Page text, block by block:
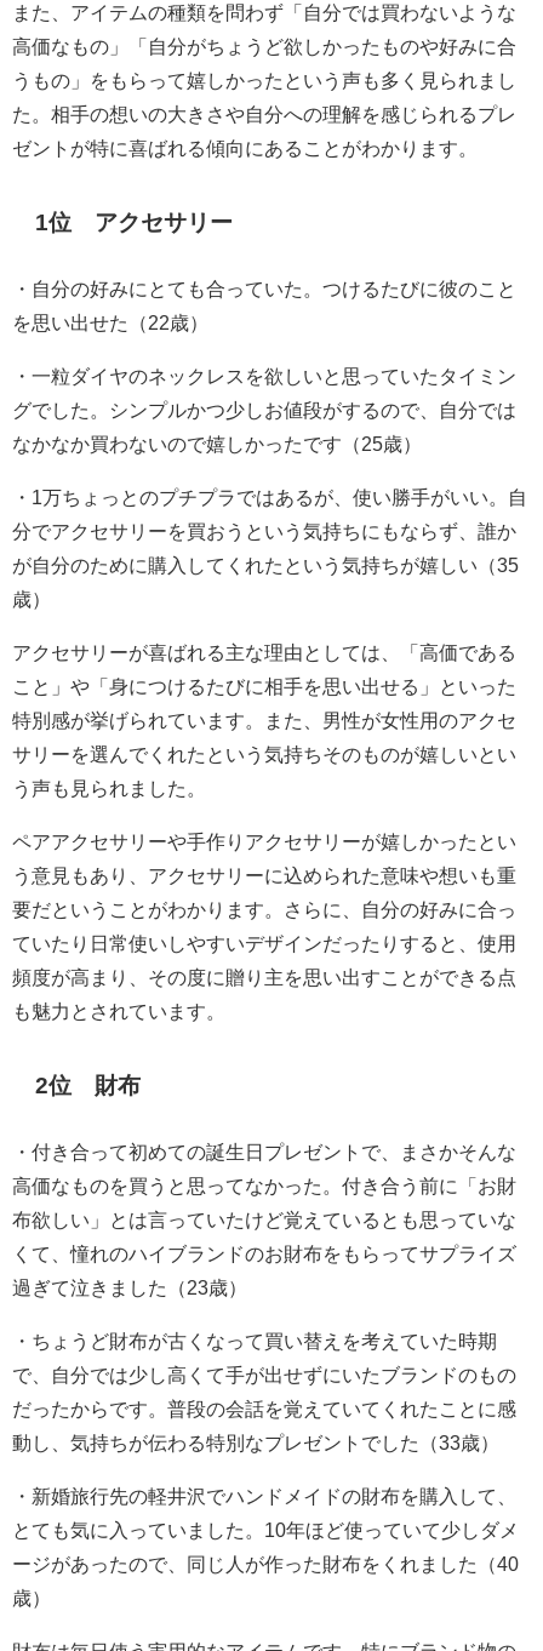
また、アイテムの種類を問わず「自分では買わないような
高価なもの」「自分がちょうど欲しかったものや好みに合
うもの」をもらって嬉しかったという声も多く見られまし
た。相手の想いの大きさや自分への理解を感じられるプレ
ゼントが特に喜ばれる傾向にあることがわかります。
1位 アクセサリー
・自分の好みにとても合っていた。つけるたびに彼のこと
を思い出せた（22歳）
・一粒ダイヤのネックレスを欲しいと思っていたタイミン
グでした。シンプルかつ少しお値段がするので、自分では
なかなか買わないので嬉しかったです（25歳）
・1万ちょっとのプチプラではあるが、使い勝手がいい。自
分でアクセサリーを買おうという気持ちにもならず、誰か
が自分のために購入してくれたという気持ちが嬉しい（35
歳）
アクセサリーが喜ばれる主な理由としては、「高価である
こと」や「身につけるたびに相手を思い出せる」といった
特別感が挙げられています。また、男性が女性用のアクセ
サリーを選んでくれたという気持ちそのものが嬉しいとい
う声も見られました。
ペアアクセサリーや手作りアクセサリーが嬉しかったとい
う意見もあり、アクセサリーに込められた意味や想いも重
要だということがわかります。さらに、自分の好みに合っ
ていたり日常使いしやすいデザインだったりすると、使用
頻度が高まり、その度に贈り主を思い出すことができる点
も魅力とされています。
2位 財布
・付き合って初めての誕生日プレゼントで、まさかそんな
高価なものを買うと思ってなかった。付き合う前に「お財
布欲しい」とは言っていたけど覚えているとも思っていな
くて、憧れのハイブランドのお財布をもらってサプライズ
過ぎて泣きました（23歳）
・ちょうど財布が古くなって買い替えを考えていた時期
で、自分では少し高くて手が出せずにいたブランドのもの
だったからです。普段の会話を覚えていてくれたことに感
動し、気持ちが伝わる特別なプレゼントでした（33歳）
・新婚旅行先の軽井沢でハンドメイドの財布を購入して、
とても気に入っていました。10年ほど使っていて少しダメ
ージがあったので、同じ人が作った財布をくれました（40
歳）